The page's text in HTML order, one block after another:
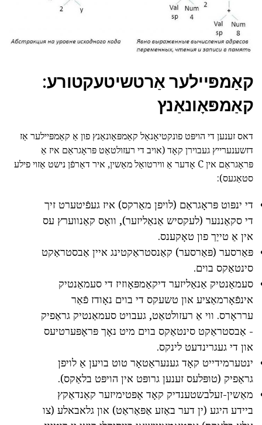
קאַמפּיילער אַרטשיטעקטורע:
קאַמפּאָונאַנץ
דאס זענען די הויפּט פונקטיאָנאַל קאַמפּאָונאַנץ פון אַ קאַמפּיילער אַז
דזשענערייץ געבוירן קאָד (אויב די רעזולטאַט פּראָגראַם איז אַ
פּראָגראַם אין C אָדער אַ ווירטואַל מאַשין, איר דאַרפֿן נישט אַזוי פילע
סטאַגעס):
די ינפּוט פּראָגראַם (לויפן מאַרקס) איז געפֿיטערט זיך
די סקאַננער (לעקסיש אַנאַליזער), וואָס קאַנווערץ עס
אין אַ טייַך פון טאָקענס.
פּאַרסער (פּאַרסער) קאַנסטראַקטינג איין אַבסטראַקט
סינטאַקס בוים.
סעמאַנטיק אַנאַליזער דיקאַמפּאָוזיז די סעמאַנטיק
אינפֿאָרמאַציע און טשעקס די בוים נאָודז פֿאַר
ערראָרס. ווי אַ רעזולטאַט, געבויט סעמאַנטיק גראַפיק
- אַבסטראַקט סינטאַקס בוים מיט נאָך פּראָפּערטיעס
און די געגרינדעט לינקס.
ינטערמידייט קאָד גענעראַטאָר טוט בויען אַ לויפן
גראַפיק (טופּלעס זענען גרופּט אין הויפּט בלאַקס).
מאַשין-זעלבשטענדיק קאָד אָפּטימיזער קאַנדאַקץ
ביידע היגע (ין דער באַזע אַפּאַראַט) און גלאבאלע (צו